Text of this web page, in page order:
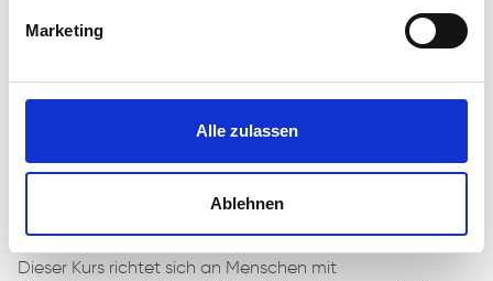
Marketing
Alle zulassen
Ablehnen
Lernen am Arbeitsplatz
Aus- und Fortbildung
Rechtliche Rahmenbedingungen
Dieser Kurs richtet sich an Menschen mit